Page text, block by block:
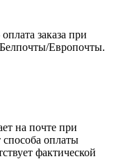
заказа при
Европочты.
на почте при
оплаты
фактической